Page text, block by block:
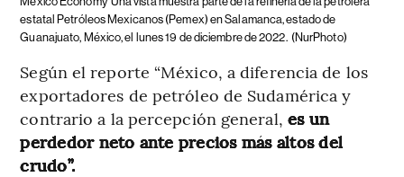
estatal Petróleos Mexicanos (Pemex) en Salamanca, estado de
Guanajuato, México, el lunes 19 de diciembre de 2022. (NurPhoto)
Según el reporte “México, a diferencia de los
exportadores de petróleo de Sudamérica y
contrario a la percepción general, es un
perdedor neto ante precios más altos del
crudo”.